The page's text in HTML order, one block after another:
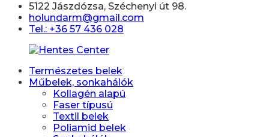
5122 Jászdózsa, Széchenyi út 98.
holundarm@gmail.com
Tel.: +36 57 436 028
Természetes belek
Műbelek, sonkahálók
Kollagén alapú
Faser típusú
Textil belek
Poliamid belek